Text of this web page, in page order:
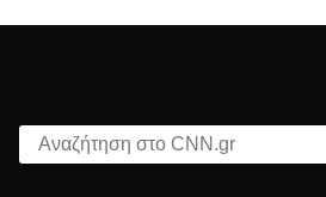
Αναζήτηση στο CNN.gr